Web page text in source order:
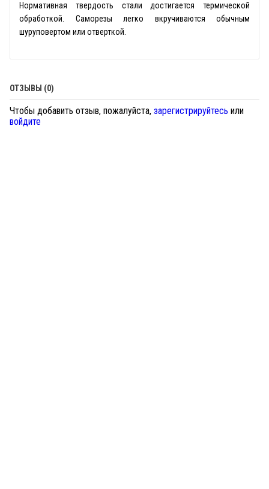
Нормативная твердость стали достигается термической
обработкой. Саморезы легко вкручиваются обычным
шуруповертом или отверткой.
ОТЗЫВЫ (0)
Чтобы добавить отзыв, пожалуйста, зарегистрируйтесь или
войдите